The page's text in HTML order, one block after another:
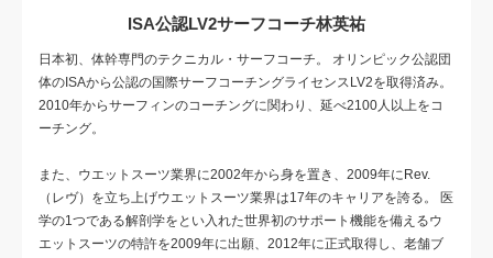
ISA公認LV2サーフコーチ林英祐
日本初、体幹専門のテクニカル・サーフコーチ。 オリンピック公認団
体のISAから公認の国際サーフコーチングライセンスLV2を取得済み。
2010年からサーフィンのコーチングに関わり、延べ2100人以上をコ
ーチング。
また、ウエットスーツ業界に2002年から身を置き、2009年にRev.
（レヴ）を立ち上げウエットスーツ業界は17年のキャリアを誇る。 医
学の1つである解剖学をとい入れた世界初のサポート機能を備えるウ
エットスーツの特許を2009年に出願、2012年に正式取得し、老舗ブ